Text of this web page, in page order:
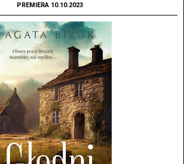
PREMIERA 10.10.2023